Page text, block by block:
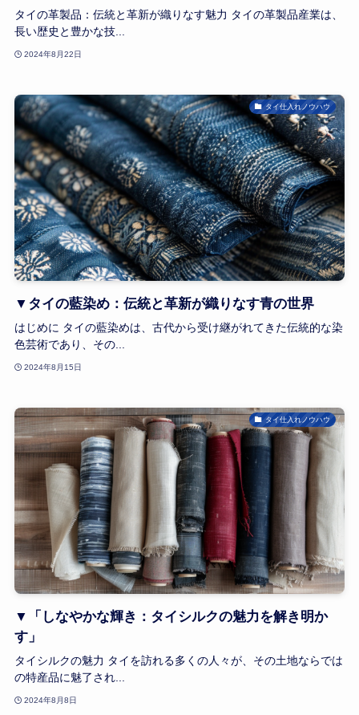
タイの革製品：伝統と革新が織りなす魅力 タイの革製品産業は、
長い歴史と豊かな技...
2024年8月22日
タイ仕入れノウハウ
▼タイの藍染め：伝統と革新が織りなす青の世界
はじめに タイの藍染めは、古代から受け継がれてきた伝統的な染
色芸術であり、その...
2024年8月15日
タイ仕入れノウハウ
▼「しなやかな輝き：タイシルクの魅力を解き明か
す」
タイシルクの魅力 タイを訪れる多くの人々が、その土地ならでは
の特産品に魅了され...
2024年8月8日